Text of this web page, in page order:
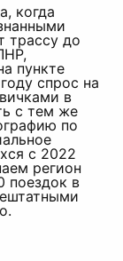
когда
трассу до
пункте
спрос на
в
с тем же
по
с 2022
регион
поездок в